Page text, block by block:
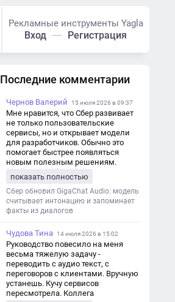
Рекламные инструменты Yagla
Вход Регистрация
Последние комментарии
Чернов Валерий 15 июля 2026 в 09:37
Мне нравится, что Сбер развивает
не только пользовательские
сервисы, но и открывает модели
для разработчиков. Обычно это
помогает быстрее появляться
новым полезным решениям.
показать полностью
Сбер обновил GigaChat Audio: модель
считывает интонацию и запоминает
факты из диалогов
Чудова Тина 14 июля 2026 в 15:02
Руководство повесило на меня
весьма тяжелую задачу -
переводить с аудио текст, с
переговоров с клиентами. Вручную
устанешь. Кучу сервисов
пересмотрела. Коллега